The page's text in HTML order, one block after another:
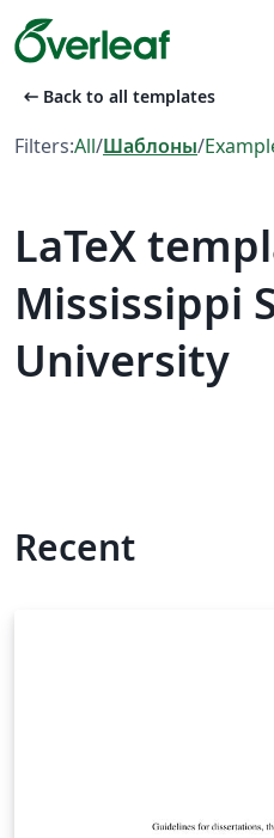
arrow_left_alt Back to all templates
Filters:All/Шаблоны/
LaTeX
Mississippi
University
Recent